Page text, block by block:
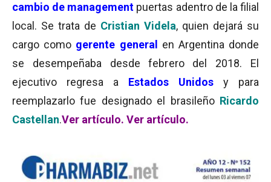
cambio de management puertas adentro de la filial
local. Se trata de Cristian Videla, quien dejará su
cargo como gerente general
en Argentina donde
se desempeñaba desde febrero del 2018. El
ejecutivo regresa a Estados Unidos y para
reemplazarlo fue designado el brasileño Ricardo
Castellan.Ver artículo. Ver artículo.